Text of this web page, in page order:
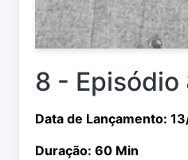
8 - Episódio
Data de Lançamento:
Duração: 60 Min